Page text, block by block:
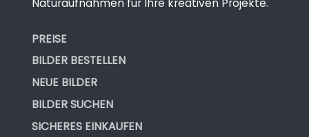
Naturaufnahmen für Ihre kreativen Projekte.
PREISE
BILDER BESTELLEN
NEUE BILDER
BILDER SUCHEN
SICHERES EINKAUFEN